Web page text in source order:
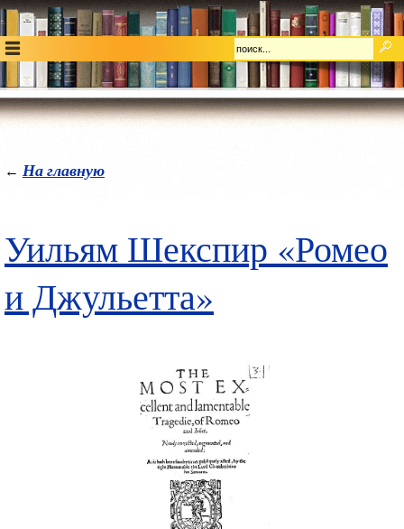
← На главную
Уильям Шекспир «Ромео
и Джульетта»